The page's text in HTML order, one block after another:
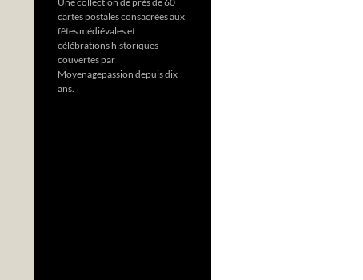
cartes postales consacrées aux
fêtes médiévales et
célébrations historiques
couvertes par
Moyenagepassion depuis dix
ans.